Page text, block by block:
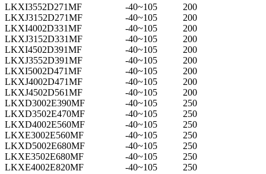
LKXI3552D271MF
-40~105
200
LKXJ3152D271MF
-40~105
200
LKXI4002D331MF
-40~105
200
LKXJ3152D331MF
-40~105
200
LKXI4502D391MF
-40~105
200
LKXJ3552D391MF
-40~105
200
LKXI5002D471MF
-40~105
200
LKXJ4002D471MF
-40~105
200
LKXJ4502D561MF
-40~105
200
LKXD3002E390MF
-40~105
250
LKXD3502E470MF
-40~105
250
LKXD4002E560MF
-40~105
250
LKXE3002E560MF
-40~105
250
LKXD5002E680MF
-40~105
250
LKXE3502E680MF
-40~105
250
LKXE4002E820MF
-40~105
250